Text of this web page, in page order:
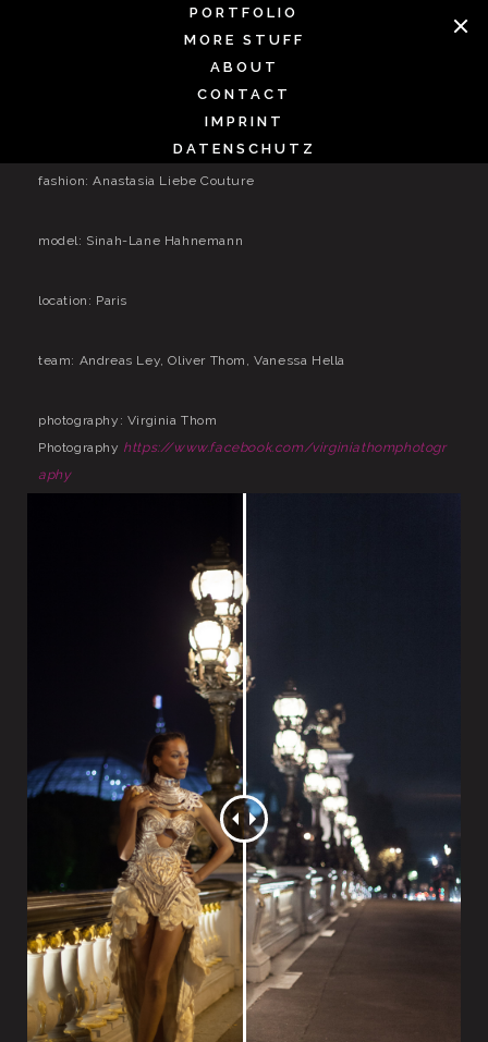
PORTFOLIO
MORE STUFF
ABOUT
CONTACT
IMPRINT
DATENSCHUTZ
BILDBEARBEITUNG VORHER NACHHER MIT PHOTOSHOP
Credits zum Beitrag „Bildbearbeitung Vorher Nachher“
fashion: Anastasia Liebe Couture
model: Sinah-Lane Hahnemann
location: Paris
team: Andreas Ley, Oliver Thom, Vanessa Hella
photography: Virginia Thom
Photography https://www.facebook.com/virginiathomphotogr
aphy